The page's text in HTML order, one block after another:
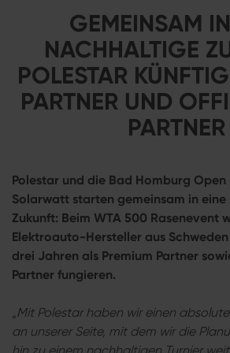
GEMEINSAM
NACHHALTIGE
POLESTAR
PARTNER UND
PARTNER
Polestar und die Bad Homburg
Solarwatt starten gemeinsam in
Zukunft: Beim WTA 500 Rasenevent
Elektroauto-Hersteller aus
drei Jahren als Premium Partner
Partner fungieren.
„Mit Polestar haben wir einen
an unserer Seite, mit dem wir die